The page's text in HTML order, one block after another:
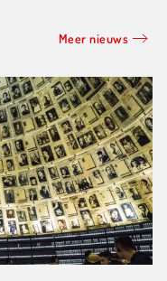
Meer nieuws